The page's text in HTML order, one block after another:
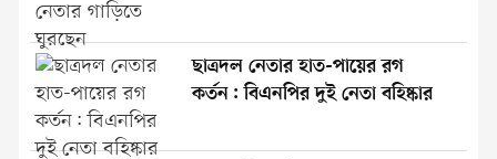
ছাত্রদল নেতার হাত-পায়ের রগ
কর্তন: বিএনপির দুই নেতা বহিষ্কার